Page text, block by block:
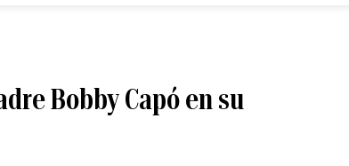
Bobby Capó en su